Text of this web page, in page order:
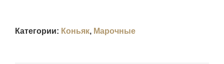
Категории: Коньяк, Марочные